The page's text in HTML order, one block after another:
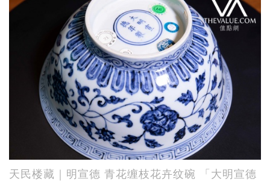
天民楼藏｜明宣德 青花缠枝花卉纹碗 「大明宣德